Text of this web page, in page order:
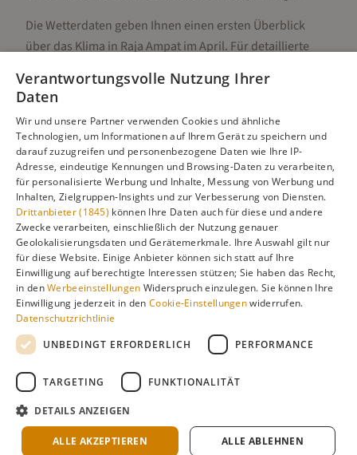
Die Wetterdaten geben Ihnen einen ersten Überblick
über das Klima in Raja AmpatimApril. Für detaillierte
Unterschieden, Aktivitäten und Reisetipps besuchen Sie
Alle Infos zur besten ReisezeitRaja Ampat
Gefällt dir diese Seite? Teile sie auf Pinterest!
Auf Pinterest merken
uns
Recherche & redaktionelle Aufbereitung ·
Methode
Verantwortungsvolle Nutzung Ihrer
Daten
Wir und unsere Partner verwenden Cookies und ähnliche
Technologien, um Informationen auf Ihrem Gerät zu speichern und
darauf zuzugreifen und personenbezogene Daten wie Ihre IP-
Adresse, eindeutige Kennungen und Browsing-Daten zu verarbeiten,
für personalisierte Werbung und Inhalte, Messung von Werbung und
Inhalten, Zielgruppen-Insights und zur Verbesserung von Diensten.
Drittanbieter (1845) können Ihre Daten auch für diese und andere
Zwecke verarbeiten, einschließlich der Nutzung genauer
Geolokalisierungsdaten und Gerätemerkmale. Ihre Auswahl gilt nur
für diese Website. Einige Anbieter können sich statt auf Ihre
Einwilligung auf berechtigte Interessen stützen; Sie haben das Recht,
in denWerbeeinstellungen Widerspruch einzulegen. Sie können Ihre
Einwilligung jederzeit in denCookie-Einstellungenwiderrufen.
Datenschutzrichtlinie
UNBEDINGT ERFORDERLICH
PERFORMANCE
TARGETING FUNKTIONALITÄT
DETAILS ANZEIGEN
ALLE AKZEPTIEREN ALLE ABLEHNEN